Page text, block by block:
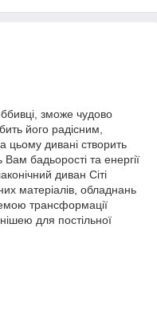
зможе чудово
його радісним,
цьому дивані створить
бадьорості та енергії
диван Сіті
матеріалів, обладнань
трансформації
для постільної